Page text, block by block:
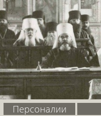
Персоналии